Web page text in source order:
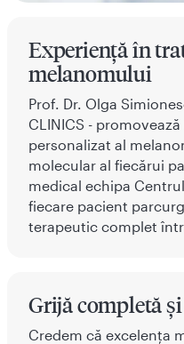
Experiență în
melanomului
Prof. Dr. Olga
CLINICS -
personalizat al
molecular al fiecărui
medical echipa
fiecare pacient
terapeutic complet
Grijă completă
Credem că excelența